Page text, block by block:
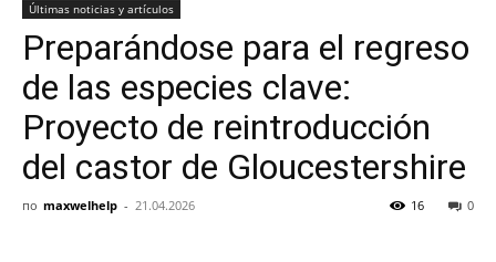
Últimas noticias y artículos
Preparándose para el regreso
de las especies clave:
Proyecto de reintroducción
del castor de Gloucestershire
по maxwelhelp - 21.04.2026 0
16